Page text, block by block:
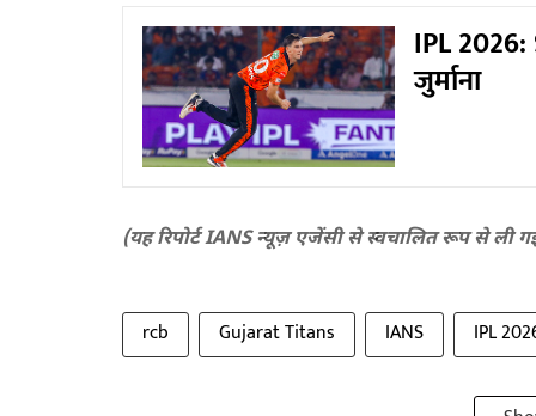
IPL
जुर्माना
(यह रिपोर्ट IANS न्यूज़ एजेंसी से स्वचालित रूप से ली
rcb Gujarat Titans IANS IPL